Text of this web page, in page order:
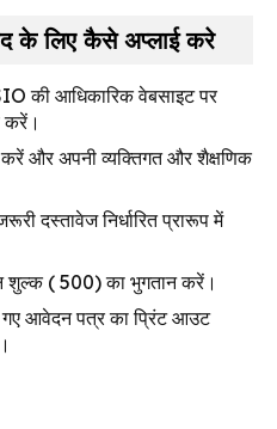
के लिए कैसे अप्लाई करे
की आधिकारिक वेबसाइट पर
करें।
और अपनी व्यक्तिगत और शैक्षणिक
दस्तावेज निर्धारित प्रारूप में
(₹ 500) का भुगतान करें।
आवेदन पत्र का प्रिंट आउट